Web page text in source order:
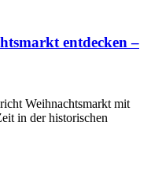
entdecken –
Weihnachtsmarkt mit
in der historischen